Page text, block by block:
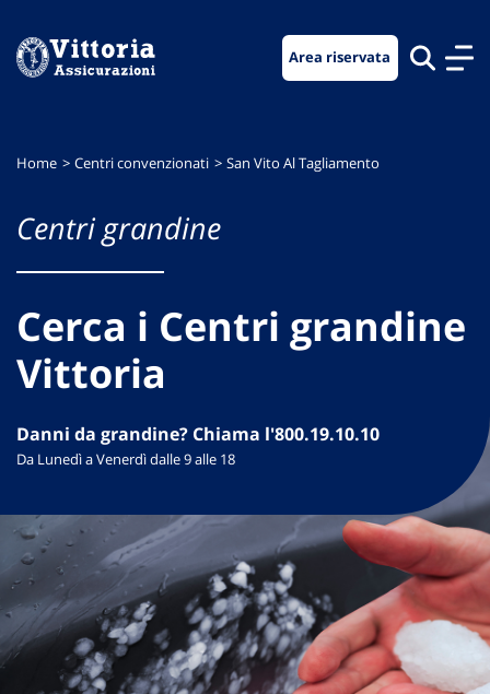
menu
contenuto
footer
Area riservata
Home Centri convenzionati San Vito Al Tagliamento
Centri grandine
Cerca i Centri grandine
Vittoria
Danni da grandine? Chiama l'800.19.10.10
Da Lunedì a Venerdì dalle 9 alle 18